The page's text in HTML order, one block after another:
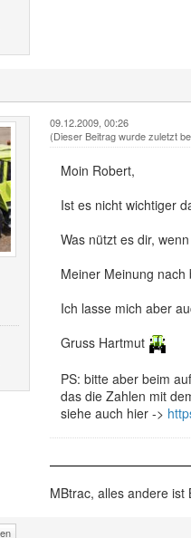
09.12.2009, 00:26
(Dieser Beitrag wurde zuletzt
Moin Robert,
Ist es nicht wichtiger
Was nützt es dir,
Meiner Meinung
Ich lasse mich aber
Gruss Hartmut
PS: bitte aber beim
das die Zahlen mit
siehe auch hier ->
MBtrac, alles andere ist